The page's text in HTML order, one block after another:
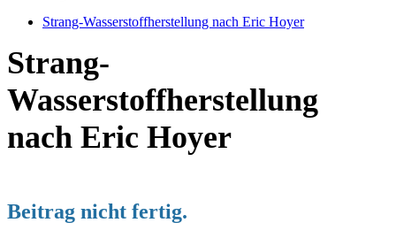
Strang-Wasserstoffherstellung nach Eric Hoyer
Strang-
Wasserstoffherstellung
nach Eric Hoyer
Beitrag nicht fertig.